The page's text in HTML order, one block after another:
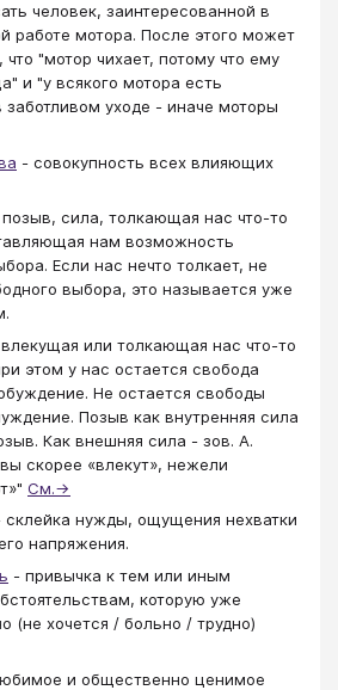
человек, заинтересованной в
работе мотора. После этого может
что "мотор чихает, потому что ему
и "у всякого мотора есть
заботливом уходе - иначе моторы
- совокупность всех влияющих
сила, толкающая нас что-то
нам возможность
Если нас нечто толкает, не
выбора, это называется уже
или толкающая нас что-то
этом у нас остается свобода
Не остается свободы
Позыв как внутренняя сила
Как внешняя сила - зов. А.
скорее «влекут», нежели
См.→
склейка нужды, ощущения нехватки
напряжения.
- привычка к тем или иным
которую уже
(не хочется / больно / трудно)
и общественно ценимое